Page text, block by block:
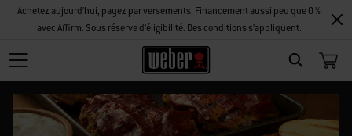
SEARCH
Achetez aujourd'hui, payez par versements. Financement aussi peu que 0 %
avec Affirm. Sous réserve d’éligibilité. Des conditions s’appliquent.